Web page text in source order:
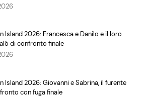
Island 2026: Francesca e Danilo e il loro
di confronto finale
Island 2026: Giovanni e Sabrina, il furente
con fuga finale